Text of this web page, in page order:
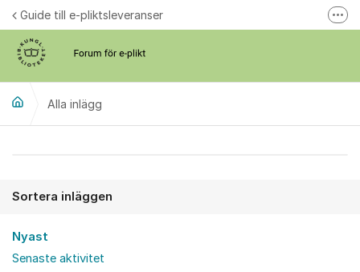
Hoppa till innehåll
Guide till e-pliktsleveranser
Alla inlägg
Sortera inläggen
Nyast
Senaste aktivitet